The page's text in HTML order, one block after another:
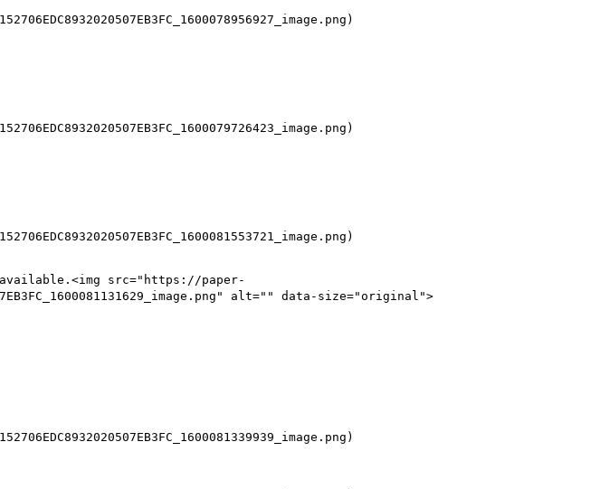
src="https://paper-
alt="" data-size="original">